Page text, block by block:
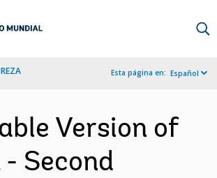
Esta página en: Español
Version of
Second